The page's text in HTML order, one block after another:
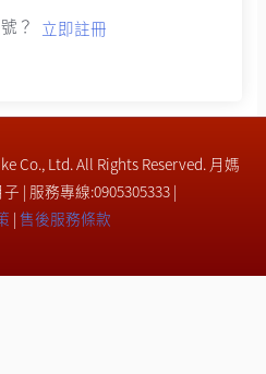
？ 立即註冊
Co., Ltd. All Rights Reserved. 月媽
| 服務專線:0905305333 |
| 售後服務條款